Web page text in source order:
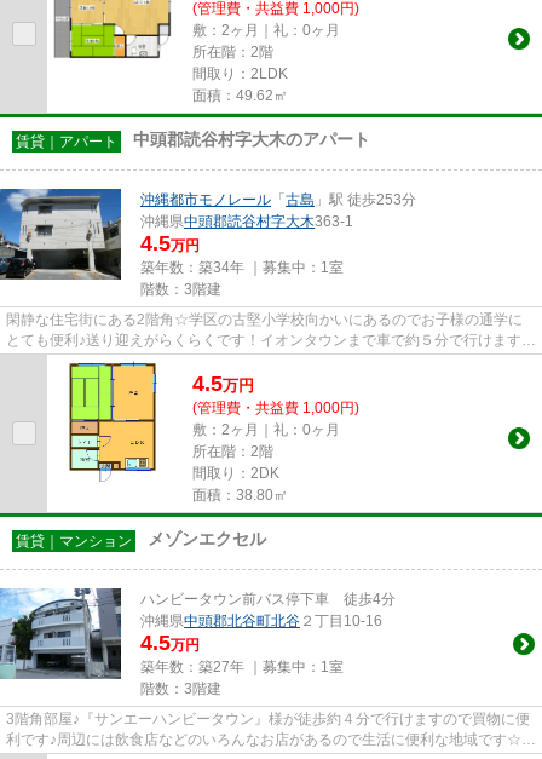
(管理費・共益費 1,000円)
敷：2ヶ月｜礼：0ヶ月
所在階：2階
間取り：2LDK
面積：49.62㎡
賃貸｜アパート 中頭郡読谷村字大木のアパート
沖縄都市モノレール 「 古島 」駅 徒歩253分
沖縄県中頭郡読谷村字大木363-1
4.5万円
築年数：築34年 ｜募集中： 1室
階数：3階建
閑静な住宅街にある2階角☆学区の古堅小学校向かいにあるのでお子様の通学に
とても便利♪送り迎えがらくらくです！イオンタウンまで車で約５分で行けます。
内覧予約受付中！！お気軽にお...
4.5万円
(管理費・共益費 1,000円)
敷：2ヶ月｜礼：0ヶ月
所在階：2階
間取り：2DK
面積：38.80㎡
賃貸｜マンション メゾンエクセル
ハンビータウン前バス停下車 徒歩4分
沖縄県中頭郡北谷町北谷 ２丁目10-16
4.5万円
築年数：築27年 ｜募集中： 1室
階数：3階建
3階角部屋♪『サンエーハンビータウン』様が徒歩約４分で行けますので買物に便
利です♪周辺には飲食店などのいろんなお店があるので生活に便利な地域です☆バ